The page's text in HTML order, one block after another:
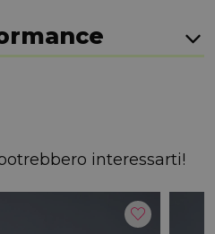
interessarti!